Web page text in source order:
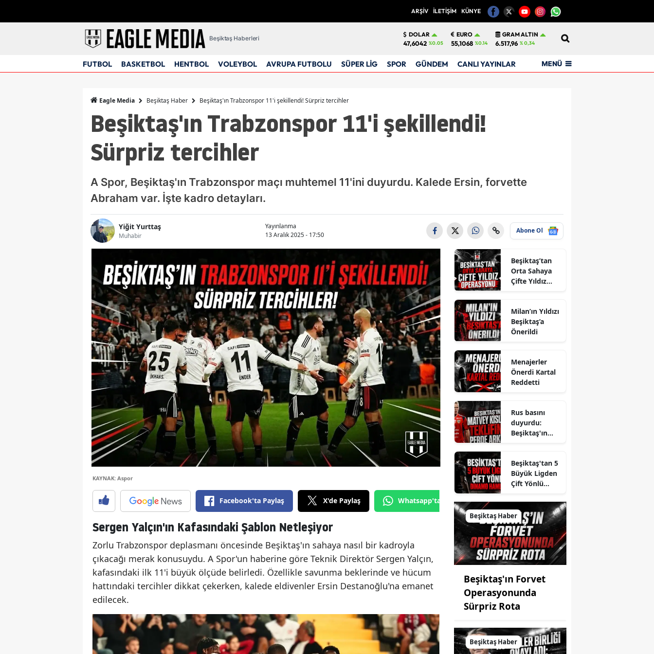
ARŞİV İLETİŞİM KÜNYE
Beşiktaş Haberleri
DOLAR
47,6042 %0.05
EURO
55,1068 %0.14
GRAM ALTIN
6.517,96 % 0,34
FUTBOL BASKETBOL HENTBOL VOLEYBOL AVRUPA FUTBOLU SÜPER LİG SPOR GÜNDEM CANLI YAYINLAR MENÜ
Eagle Media Beşiktaş Haber Beşiktaş'ın Trabzonspor 11'i şekillendi! Sürpriz tercihler
Beşiktaş'ın Trabzonspor 11'i şekillendi!
Sürpriz tercihler
A Spor, Beşiktaş'ın Trabzonspor maçı muhtemel 11'ini duyurdu. Kalede Ersin, forvette
Abraham var. İşte kadro detayları.
Yiğit Yurttaş
Muhabir
Yayınlanma
13 Aralık 2025 - 17:50
Abone Ol
KAYNAK: Aspor
Facebook'ta Paylaş X'de Paylaş Whatsapp'tan Gönder
Sergen Yalçın'ın Kafasındaki Şablon Netleşiyor
Zorlu Trabzonspor deplasmanı öncesinde Beşiktaş'ın sahaya nasıl bir kadroyla
çıkacağı merak konusuydu. A Spor'un haberine göre Teknik Direktör Sergen Yalçın,
kafasındaki ilk 11'i büyük ölçüde belirledi. Özellikle savunma beklerinde ve hücum
hattındaki tercihler dikkat çekerken, kalede eldivenler Ersin Destanoğlu'na emanet
edilecek.
Beşiktaş’tan
Orta Sahaya
Çifte Yıldız
Milan’ın Yıldızı
Beşiktaş’a
Önerildi
Menajerler
Önerdi Kartal
Reddetti
Rus basını
duyurdu:
Beşiktaş'ın
teklifinin
perde arkası!
Beşiktaş'tan 5
Büyük Ligden
Çift Yönlü
Hamlesi!
Beşiktaş Haber
Beşiktaş'ın Forvet
Operasyonunda
Sürpriz Rota
Beşiktaş Haber